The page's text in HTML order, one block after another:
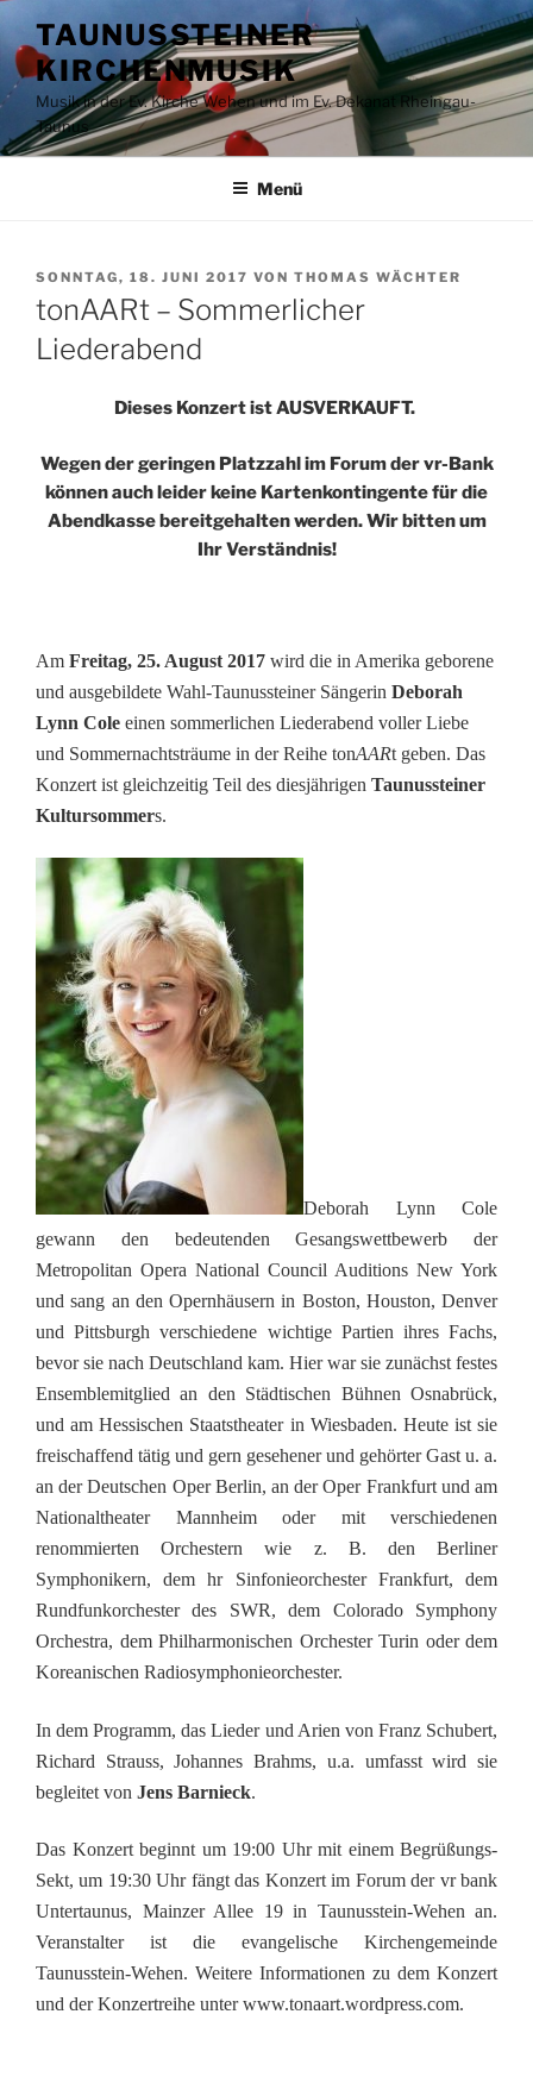
Inhalt
springen
TAUNUSSTEINER
KIRCHENMUSIK
Musik in der Ev. Kirche Wehen und im Ev. Dekanat Rheingau-
Taunus
Menü
VERÖFFENTLICHT
AM
SONNTAG, 18. JUNI 2017 VON THOMAS WÄCHTER
tonAARt – Sommerlicher
Liederabend
Dieses Konzert ist AUSVERKAUFT.
Wegen der geringen Platzzahl im Forum der vr-Bank
können auch leider keine Kartenkontingente für die
Abendkasse bereitgehalten werden. Wir bitten um
Ihr Verständnis!
Am Freitag, 25. August 2017 wird die in Amerika geborene
und ausgebildete Wahl-Taunussteiner Sängerin Deborah
Lynn Cole einen sommerlichen Liederabend voller Liebe
und Sommernachtsträume in der Reihe tonAARt geben. Das
Konzert ist gleichzeitig Teil des diesjährigen Taunussteiner
Kultursommers.
Deborah Lynn Cole
gewann den bedeutenden Gesangswettbewerb der
Metropolitan Opera National Council Auditions New York
und sang an den Opernhäusern in Boston, Houston, Denver
und Pittsburgh verschiedene wichtige Partien ihres Fachs,
bevor sie nach Deutschland kam. Hier war sie zunächst festes
Ensemblemitglied an den Städtischen Bühnen Osnabrück,
und am Hessischen Staatstheater in Wiesbaden. Heute ist sie
freischaffend tätig und gern gesehener und gehörter Gast u. a.
an der Deutschen Oper Berlin, an der Oper Frankfurt und am
Nationaltheater Mannheim oder mit verschiedenen
renommierten Orchestern wie z. B. den Berliner
Symphonikern, dem hr Sinfonieorchester Frankfurt, dem
Rundfunkorchester des SWR, dem Colorado Symphony
Orchestra, dem Philharmonischen Orchester Turin oder dem
Koreanischen Radiosymphonieorchester.
In dem Programm, das Lieder und Arien von Franz Schubert,
Richard Strauss, Johannes Brahms, u.a. umfasst wird sie
begleitet von Jens Barnieck.
Das Konzert beginnt um 19:00 Uhr mit einem Begrüßungs-
Sekt, um 19:30 Uhr fängt das Konzert im Forum der vr bank
Untertaunus, Mainzer Allee 19 in Taunusstein-Wehen an.
Veranstalter ist die evangelische Kirchengemeinde
Taunusstein-Wehen. Weitere Informationen zu dem Konzert
und der Konzertreihe unter www.tonaart.wordpress.com.